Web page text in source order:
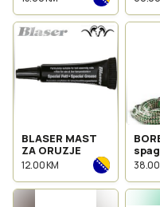
BLASER MAST
ZA ORUZJE
12.00 KM 38.00